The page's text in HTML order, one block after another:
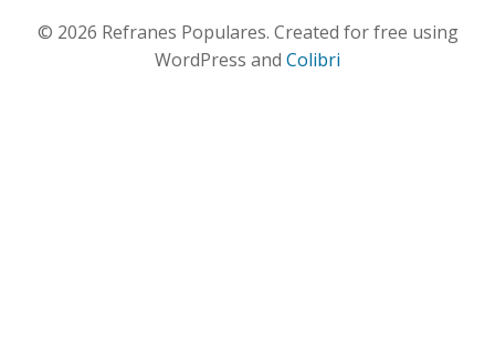
© 2026 Refranes Populares. Created for free using
WordPress and Colibri